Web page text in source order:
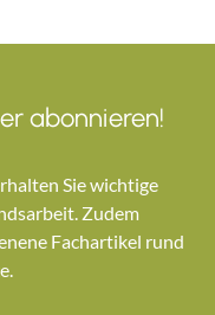
abonnieren!
Sie wichtige
Zudem
Fachartikel rund